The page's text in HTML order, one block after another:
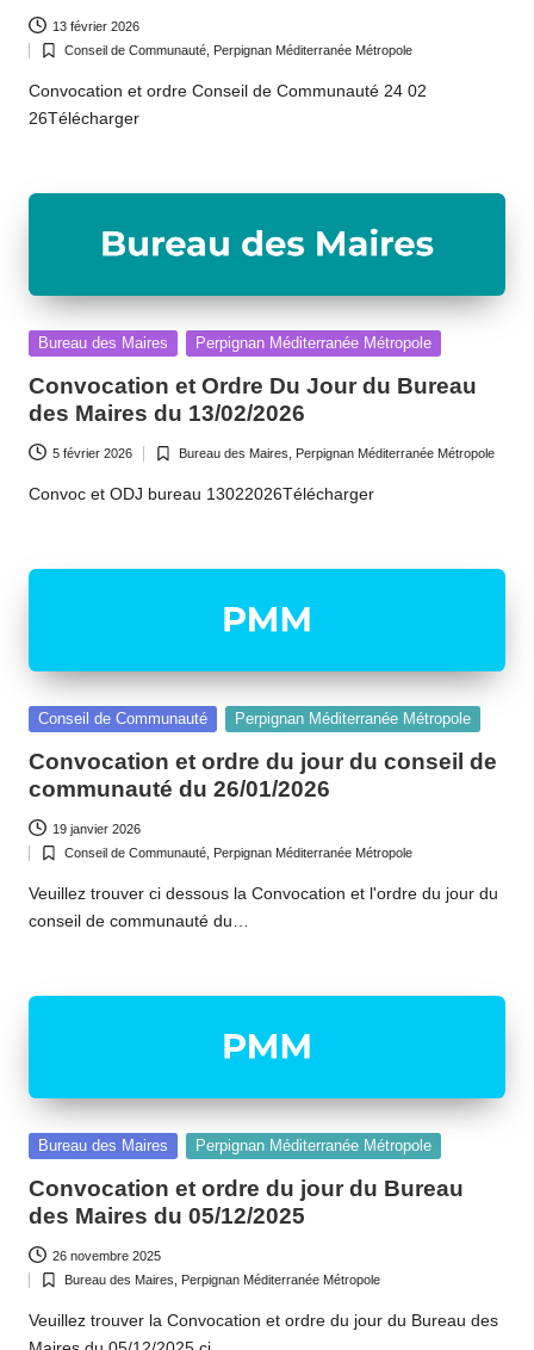
13 février 2026
Posted
in
Conseil de Communauté, Perpignan Méditerranée Métropole
Convocation et ordre Conseil de Communauté 24 02
26Télécharger
Posted
Bureau des Maires Perpignan Méditerranée Métropole
Convocation et Ordre Du Jour du Bureau
des Maires du 13/02/2026
5 février 2026
Posted
Bureau des Maires Perpignan Méditerranée Métropole
Convoc et ODJ bureau 13022026Télécharger
Posted
Conseil de Communauté Perpignan Méditerranée Métropole
Convocation et ordre du jour du conseil de
communauté du 26/01/2026
19 janvier 2026
Posted
in
Conseil de Communauté, Perpignan Méditerranée Métropole
Veuillez trouver ci dessous la Convocation et l'ordre du jour du
conseil de communauté du…
Posted
Bureau des Maires Perpignan Méditerranée Métropole
Convocation et ordre du jour du Bureau
des Maires du 05/12/2025
26 novembre 2025
Posted
in
Bureau des Maires Perpignan Méditerranée Métropole
Veuillez trouver la Convocation et ordre du jour du Bureau des